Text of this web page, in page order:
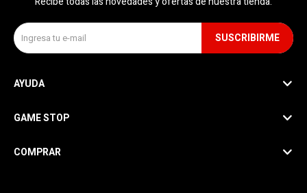
SUSCRIBIRME
AYUDA
GAME STOP
COMPRAR